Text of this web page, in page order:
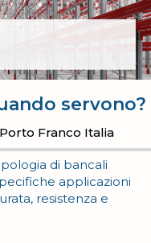
servono?
Franco Italia
di bancali
applicazioni
resistenza e